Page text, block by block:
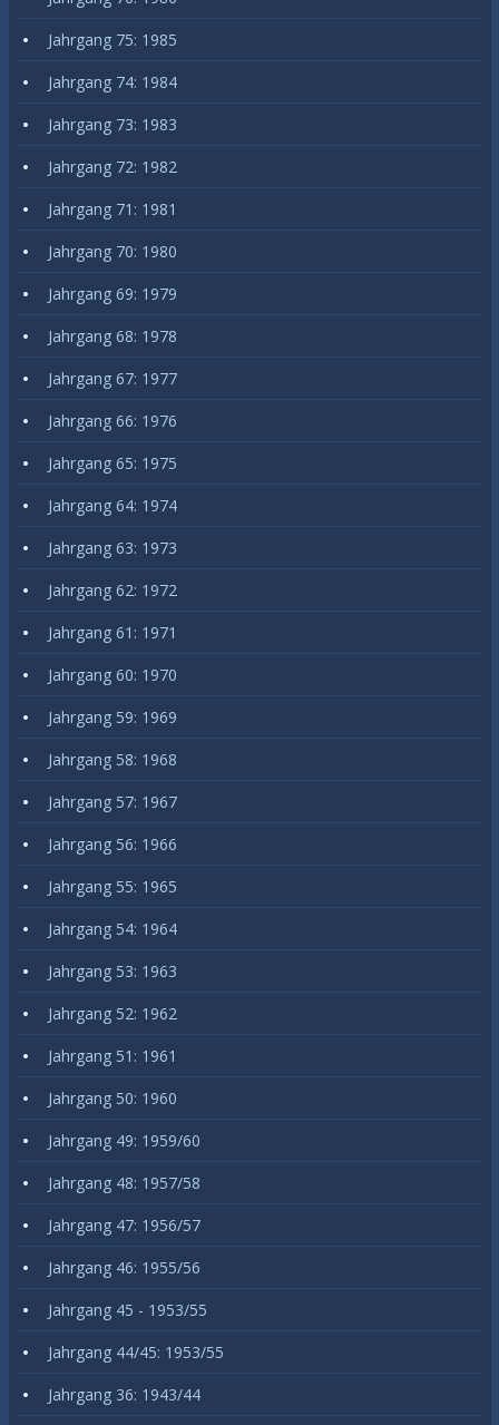
Jahrgang 75: 1985
Jahrgang 74: 1984
Jahrgang 73: 1983
Jahrgang 72: 1982
Jahrgang 71: 1981
Jahrgang 70: 1980
Jahrgang 69: 1979
Jahrgang 68: 1978
Jahrgang 67: 1977
Jahrgang 66: 1976
Jahrgang 65: 1975
Jahrgang 64: 1974
Jahrgang 63: 1973
Jahrgang 62: 1972
Jahrgang 61: 1971
Jahrgang 60: 1970
Jahrgang 59: 1969
Jahrgang 58: 1968
Jahrgang 57: 1967
Jahrgang 56: 1966
Jahrgang 55: 1965
Jahrgang 54: 1964
Jahrgang 53: 1963
Jahrgang 52: 1962
Jahrgang 51: 1961
Jahrgang 50: 1960
Jahrgang 49: 1959/60
Jahrgang 48: 1957/58
Jahrgang 47: 1956/57
Jahrgang 46: 1955/56
Jahrgang 45 - 1953/55
Jahrgang 44/45: 1953/55
Jahrgang 36: 1943/44